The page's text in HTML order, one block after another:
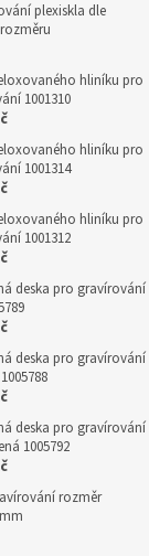
plexiskla dle
hliníku pro
1001310
hliníku pro
1001314
hliníku pro
1001312
deska pro gravírování
deska pro gravírování
deska pro gravírování
1005792
rozměr